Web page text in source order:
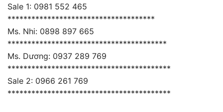
Sale 1: 0981 552 465
*************************************
Ms. Nhi: 0898 897 665
****************************************
Ms. Dương: 0937 289 769
*****************************************
Sale 2: 0966 261 769
*****************************************